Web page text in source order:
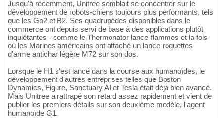
Jusqu'à récemment, Unitree semblait se concentrer sur le
développement de robots-chiens toujours plus performants, tels
que les Go2 et B2. Ses quadrupèdes disponibles dans le
commerce ont depuis servi de base à des applications plutôt
inquiétantes - comme le Thermonator lance-flammes et la fois
où les Marines américains ont attaché un lance-roquettes
d'arme antichar légère M72 sur son dos.
Lorsque le H1 s'est lancé dans la course aux humanoïdes, le
développement d'autres entreprises telles que Boston
Dynamics, Figure, Sanctuary AI et Tesla était déjà bien avancé.
Mais Unitree a rattrapé son retard assez rapidement et vient de
publier les premiers détails sur son deuxième modèle, l'agent
humanoïde G1.